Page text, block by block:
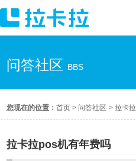
问答社区 BBS
您现在的位置：首页 > 问答社区 >拉卡拉
拉卡拉pos机有年费吗